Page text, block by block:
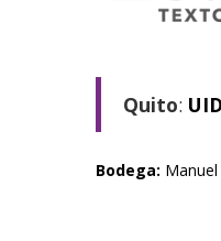
Quito:
Bodega: